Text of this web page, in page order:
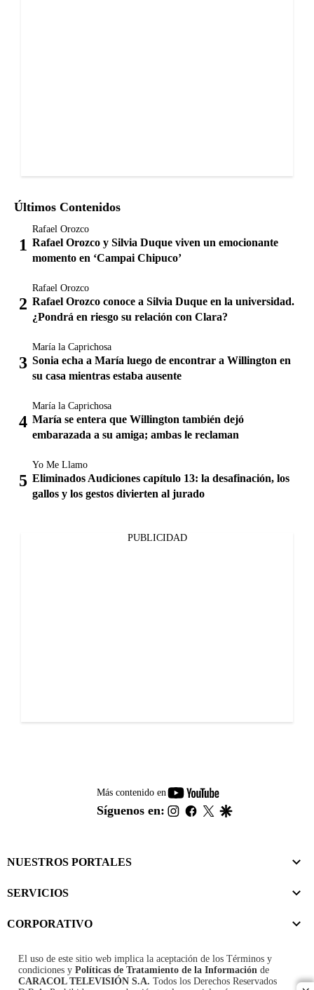
Últimos Contenidos
Rafael Orozco
Rafael Orozco y Silvia Duque viven un emocionante
momento en ‘Campai Chipuco’
Rafael Orozco
Rafael Orozco conoce a Silvia Duque en la universidad.
¿Pondrá en riesgo su relación con Clara?
María la Caprichosa
Sonia echa a María luego de encontrar a Willington en
su casa mientras estaba ausente
María la Caprichosa
María se entera que Willington también dejó
embarazada a su amiga; ambas le reclaman
Yo Me Llamo
Eliminados Audiciones capítulo 13: la desafinación, los
gallos y los gestos divierten al jurado
PUBLICIDAD
Más contenido en
youtube-
footer
Síguenos en: instagram
facebook
twitter
NUESTROS PORTALES
SERVICIOS
CORPORATIVO
El uso de este sitio web implica la aceptación de los Términos y
condiciones y Políticas de Tratamiento de la Información de
CARACOL TELEVISIÓN S.A. Todos los Derechos Reservados